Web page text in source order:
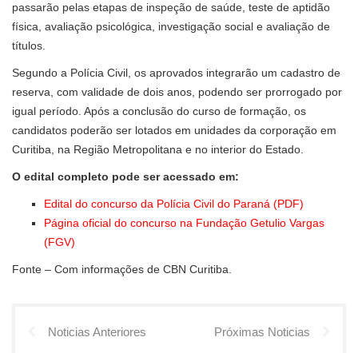
passarão pelas etapas de inspeção de saúde, teste de aptidão
física, avaliação psicológica, investigação social e avaliação de
títulos.
Segundo a Polícia Civil, os aprovados integrarão um cadastro de
reserva, com validade de dois anos, podendo ser prorrogado por
igual período. Após a conclusão do curso de formação, os
candidatos poderão ser lotados em unidades da corporação em
Curitiba, na Região Metropolitana e no interior do Estado.
O edital completo pode ser acessado em:
Edital do concurso da Polícia Civil do Paraná (PDF)
Página oficial do concurso na Fundação Getulio Vargas
(FGV)
Fonte – Com informações de CBN Curitiba.
Noticias Anteriores Próximas Noticias